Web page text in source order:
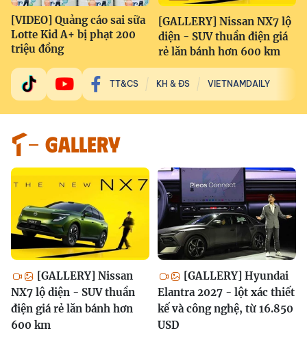
[VIDEO] Quảng cáo sai sữa
Lotte Kid A+ bị phạt 200
triệu đồng
[GALLERY] Nissan NX7 lộ
diện - SUV thuần điện giá
rẻ lăn bánh hơn 600 km
TT&CS KH & ĐS VIETNAMDAILY
GALLERY
[GALLERY] Nissan
NX7 lộ diện - SUV thuần
điện giá rẻ lăn bánh hơn
600 km
[GALLERY] Hyundai
Elantra 2027 - lột xác thiết
kế và công nghệ, từ 16.850
USD